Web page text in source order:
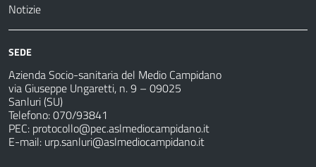
Notizie
SEDE
Azienda Socio-sanitaria del Medio Campidano
via Giuseppe Ungaretti, n. 9 – 09025
Sanluri (SU)
Telefono: 070/93841
PEC: protocollo@pec.aslmediocampidano.it
E-mail: urp.sanluri@aslmediocampidano.it